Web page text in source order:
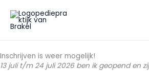
naar
Inschrijven is weer mogelijk!
13 juli t/m 24 juli 2026 ben ik geopend en